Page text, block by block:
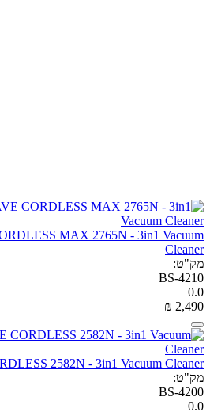
MAX 2765N - 3in1 Vacuum
Cleaner
מק"ט:
BS-4210
0.0
₪ 2,490
2582N - 3in1 Vacuum Cleaner
מק"ט:
BS-4200
0.0